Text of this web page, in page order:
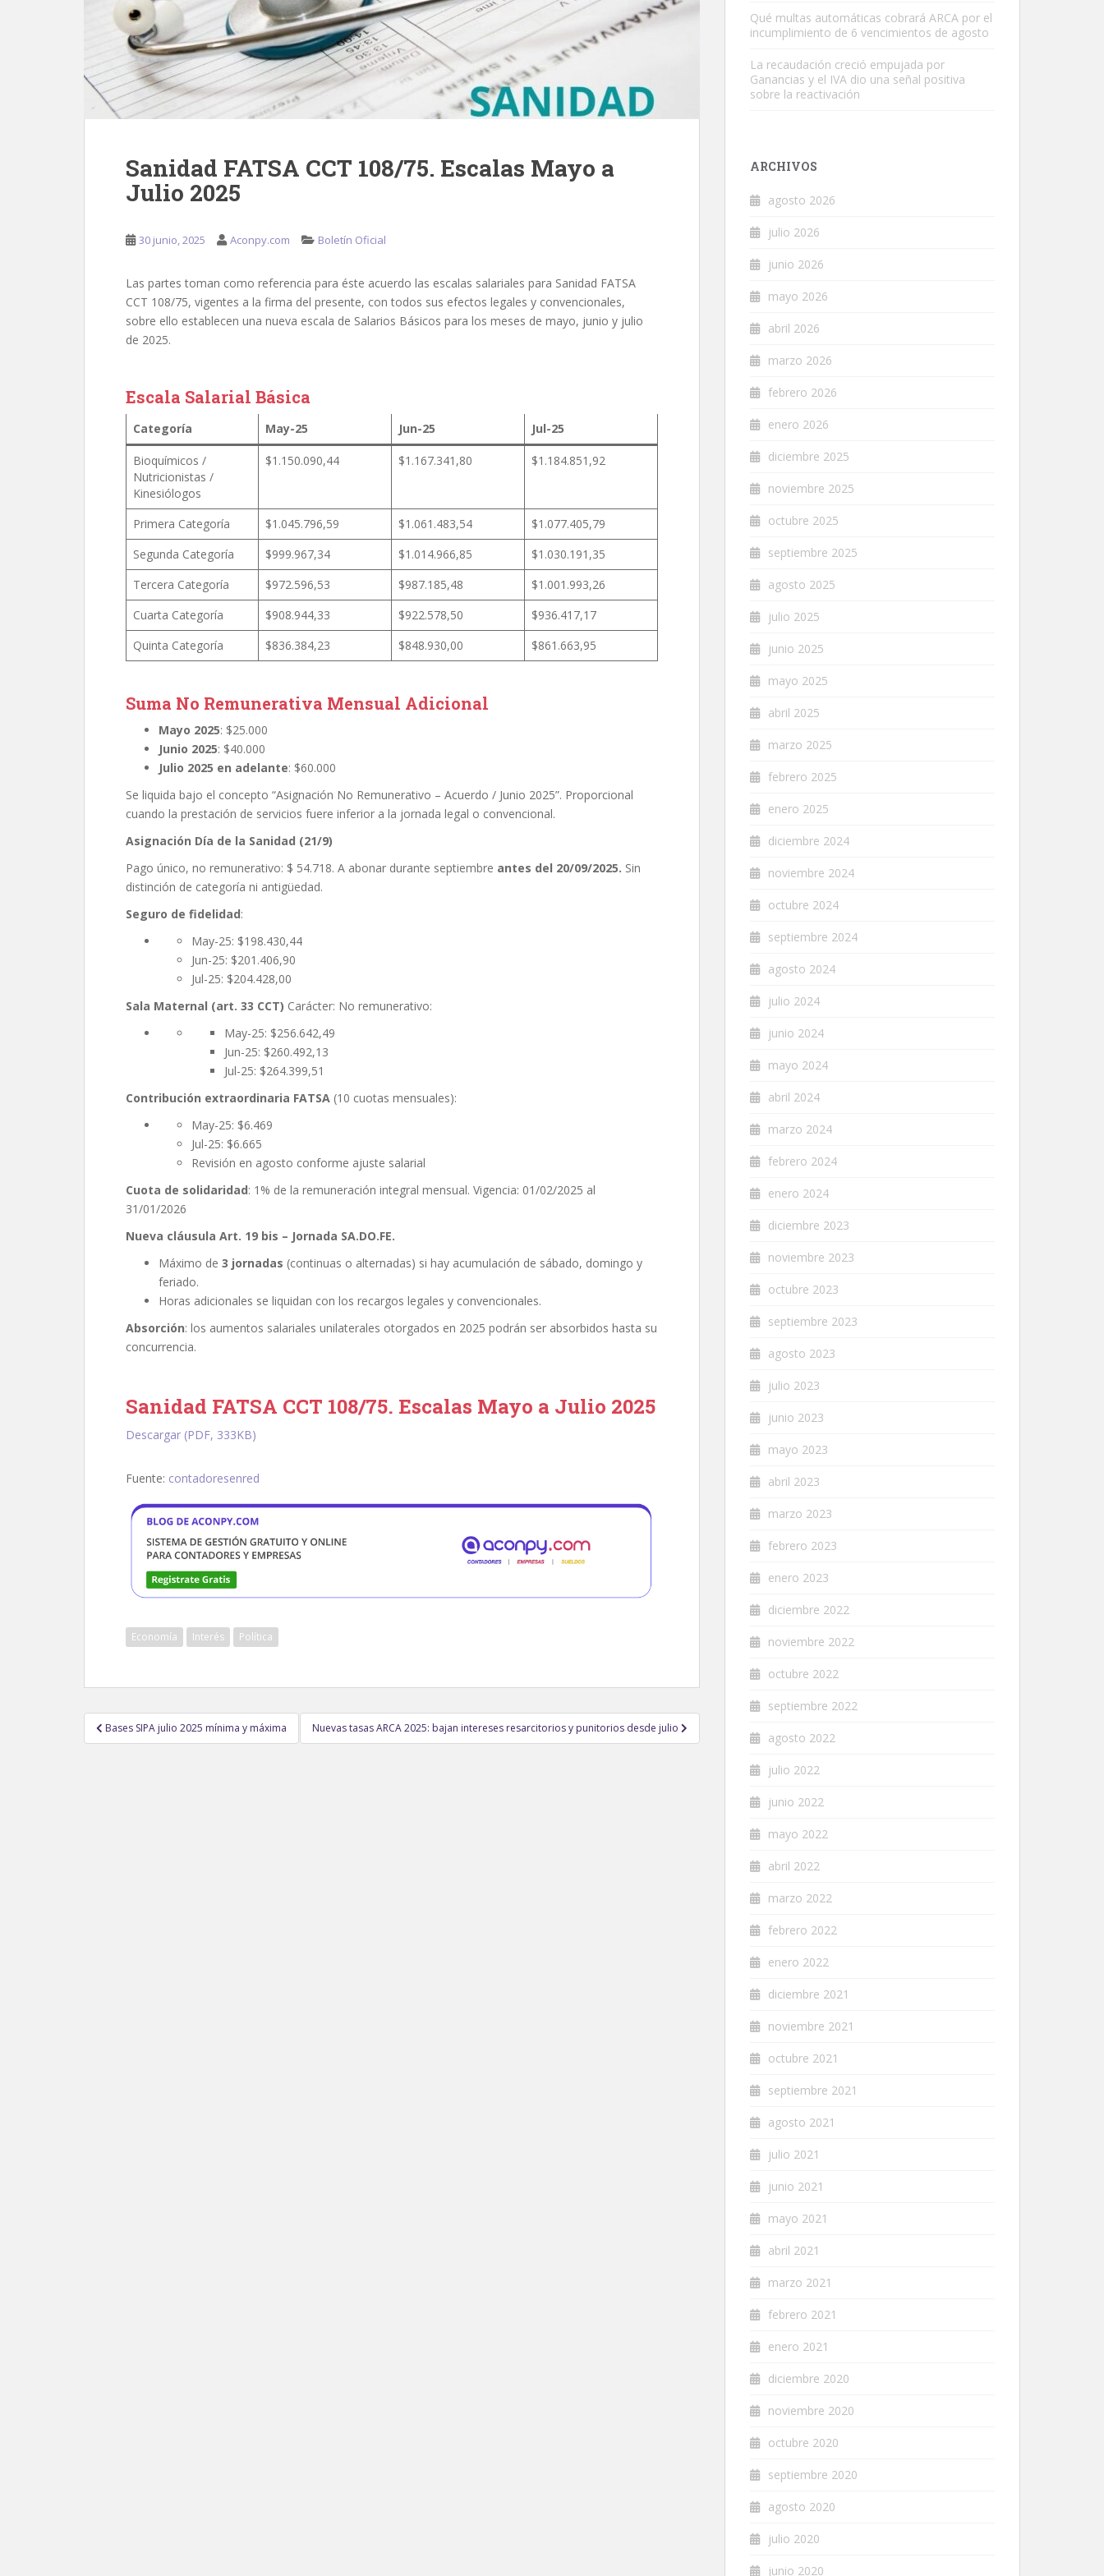
Sanidad FATSA CCT 108/75. Escalas Mayo a
Julio 2025
30 junio, 2025 Aconpy.com Boletín Oficial
Las partes toman como referencia para éste acuerdo las escalas salariales para Sanidad FATSA
CCT 108/75, vigentes a la firma del presente, con todos sus efectos legales y convencionales,
sobre ello establecen una nueva escala de Salarios Básicos para los meses de mayo, junio y julio
de 2025.
Escala Salarial Básica
Categoría May-25 Jun-25 Jul-25
Bioquímicos /
Nutricionistas /
Kinesiólogos
$1.150.090,44 $1.167.341,80 $1.184.851,92
Primera Categoría $1.045.796,59 $1.061.483,54
$1.077.405,79
Segunda Categoría
$999.967,34 $1.014.966,85
$1.030.191,35
Tercera Categoría
$972.596,53 $987.185,48
$1.001.993,26
Cuarta Categoría
$908.944,33 $922.578,50
$936.417,17
Quinta Categoría
$836.384,23 $848.930,00 $861.663,95
Suma No Remunerativa Mensual Adicional
Mayo 2025: $25.000
Junio 2025: $40.000
Julio 2025 en adelante: $60.000
Se liquida bajo el concepto “Asignación No Remunerativo – Acuerdo / Junio 2025”. Proporcional
cuando la prestación de servicios fuere inferior a la jornada legal o convencional.
Asignación Día de la Sanidad (21/9)
Pago único, no remunerativo: $ 54.718. A abonar durante septiembre antes del 20/09/2025. Sin
distinción de categoría ni antigüedad.
Seguro de fidelidad:
May-25: $198.430,44
Jun-25: $201.406,90
Jul-25: $204.428,00
Sala Maternal (art. 33 CCT) Carácter: No remunerativo:
May-25: $256.642,49
Jun-25: $260.492,13
Jul-25: $264.399,51
Contribución extraordinaria FATSA (10 cuotas mensuales):
May-25: $6.469
Jul-25: $6.665
Revisión en agosto conforme ajuste salarial
Cuota de solidaridad: 1% de la remuneración integral mensual. Vigencia: 01/02/2025 al
31/01/2026
Nueva cláusula Art. 19 bis – Jornada SA.DO.FE.
Máximo de 3 jornadas (continuas o alternadas) si hay acumulación de sábado, domingo y
feriado.
Horas adicionales se liquidan con los recargos legales y convencionales.
Absorción: los aumentos salariales unilaterales otorgados en 2025 podrán ser absorbidos hasta su
concurrencia.
Sanidad FATSA CCT 108/75. Escalas Mayo a Julio 2025
Descargar (PDF, 333KB)
Fuente: contadoresenred
Economía Interés Política
Navegación
de
Bases SIPA julio 2025 mínima y máxima Nuevas tasas ARCA 2025: bajan intereses resarcitorios y punitorios desde julio
Qué multas automáticas cobrará ARCA por el
incumplimiento de 6 vencimientos de agosto
La recaudación creció empujada por
Ganancias y el IVA dio una señal positiva
sobre la reactivación
ARCHIVOS
agosto 2026
julio 2026
junio 2026
mayo 2026
abril 2026
marzo 2026
febrero 2026
enero 2026
diciembre 2025
noviembre 2025
octubre 2025
septiembre 2025
agosto 2025
julio 2025
junio 2025
mayo 2025
abril 2025
marzo 2025
febrero 2025
enero 2025
diciembre 2024
noviembre 2024
octubre 2024
septiembre 2024
agosto 2024
julio 2024
junio 2024
mayo 2024
abril 2024
marzo 2024
febrero 2024
enero 2024
diciembre 2023
noviembre 2023
octubre 2023
septiembre 2023
agosto 2023
julio 2023
junio 2023
mayo 2023
abril 2023
marzo 2023
febrero 2023
enero 2023
diciembre 2022
noviembre 2022
octubre 2022
septiembre 2022
agosto 2022
julio 2022
junio 2022
mayo 2022
abril 2022
marzo 2022
febrero 2022
enero 2022
diciembre 2021
noviembre 2021
octubre 2021
septiembre 2021
agosto 2021
julio 2021
junio 2021
mayo 2021
abril 2021
marzo 2021
febrero 2021
enero 2021
diciembre 2020
noviembre 2020
octubre 2020
septiembre 2020
agosto 2020
julio 2020
junio 2020